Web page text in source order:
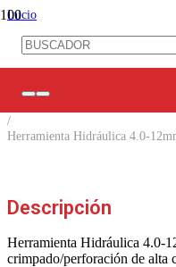
Inicio
Ferretería Eléctrica
/
Herramienta Hidráulica 4.0-
Descripción
Herramienta Hidráulica 4.0-
crimpado/perforación de alta